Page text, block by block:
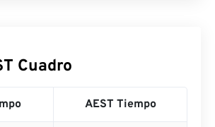
Cuadro
AEST Tiempo